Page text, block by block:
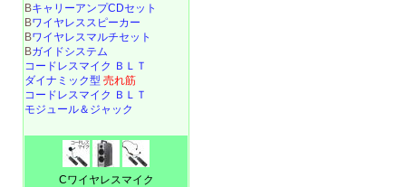
BキャリーアンプCDセット
Bワイヤレススピーカー
Bワイヤレスマルチセット
Bガイドシステム
コードレスマイク ＢＬＴ
ダイナミック型 売れ筋
コードレスマイク ＢＬＴ
モジュール＆ジャック
Cワイヤレスマイク